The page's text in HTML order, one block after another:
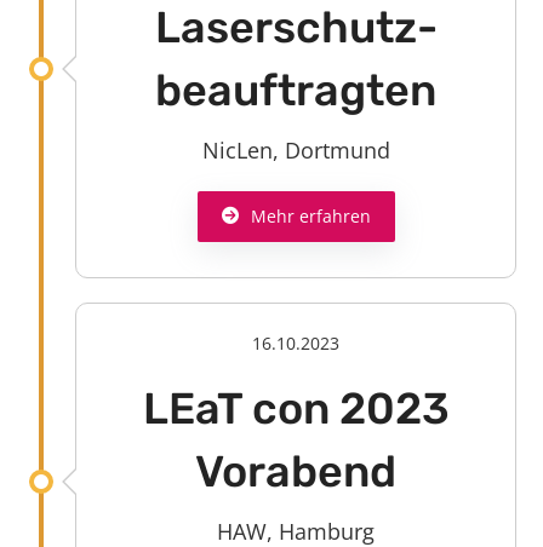
Laserschutz­
beauftragten
NicLen, Dortmund
Mehr erfahren
16.10.2023
LEaT con 2023
Vorabend
HAW, Hamburg